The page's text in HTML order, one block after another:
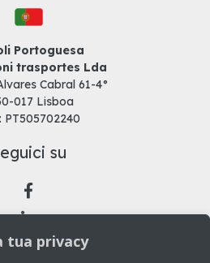
tua privacy
Portoguesa
trasportes Lda
Cabral 61-4°
017 Lisboa
PT505702240
su